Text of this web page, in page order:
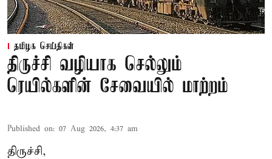
தமிழக செய்திகள்
திருச்சி வழியாக செல்லும்
ரெயில்களின் சேவையில் மாற்றம்
Published on: 07 Aug 2026, 4:37 am
திருச்சி,